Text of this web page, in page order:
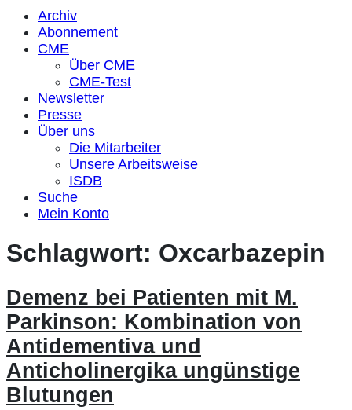
Archiv
Abonnement
CME
Über CME
CME-Test
Newsletter
Presse
Über uns
Die Mitarbeiter
Unsere Arbeitsweise
ISDB
Suche
Mein Konto
Schlagwort: Oxcarbazepin
Demenz bei Patienten mit M.
Parkinson: Kombination von
Antidementiva und
Anticholinergika ungünstige
Blutungen